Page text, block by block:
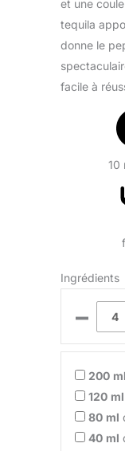
et une
tequila
donne le
facile à
10
Ingrédients
–
200 ml
120 ml
80 ml
40 ml